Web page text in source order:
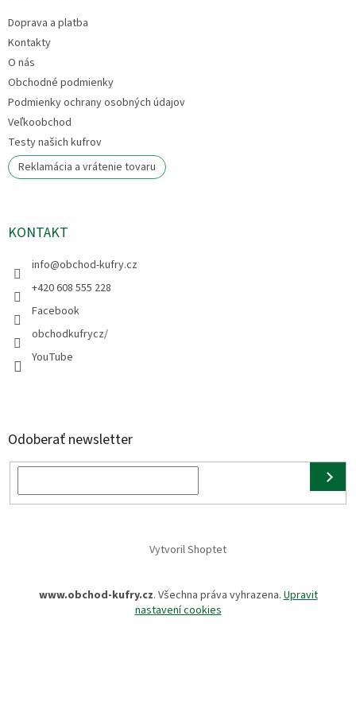
Doprava a platba
Kontakty
O nás
Obchodné podmienky
Podmienky ochrany osobných údajov
Veľkoobchod
Testy našich kufrov
Reklamácia a vrátenie tovaru
KONTAKT
info@obchod-kufry.cz
+420 608 555 228
Facebook
obchodkufrycz/
YouTube
Odoberať newsletter
Vytvoril Shoptet
www.obchod-kufry.cz. Všechna práva vyhrazena. Upravit
nastavení cookies